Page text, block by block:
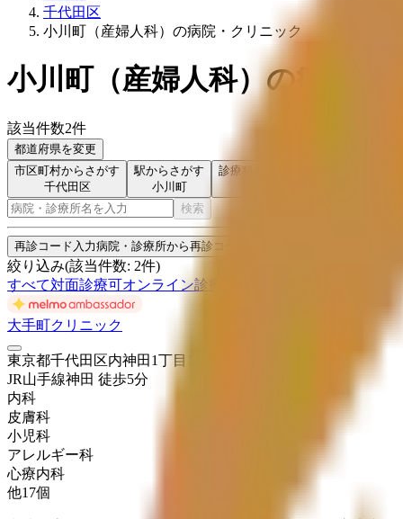
千代田区
小川町（産婦人科）の病院・クリニック
小川町（産婦人科）の病院・
該当件数2件
都道府県を変更
市区町村からさがす
千代田区
駅からさがす
小川町
診療科からさがす
検索
再診コード入力病院・診療所から再診コードを受け取った方はこちら
絞り込み(該当件数: 2件)
すべて対面診療可オンライン診療可
大手町クリニック
東京都千代田区内神田1丁目11-5-401
JR山手線神田 徒歩5分
内科
皮膚科
小児科
アレルギー科
心療内科
他17個